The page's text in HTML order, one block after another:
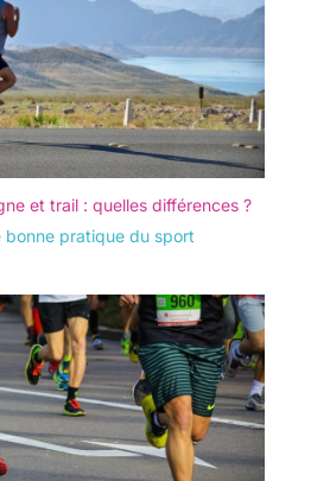
et trail : quelles différences ?
bonne pratique du sport